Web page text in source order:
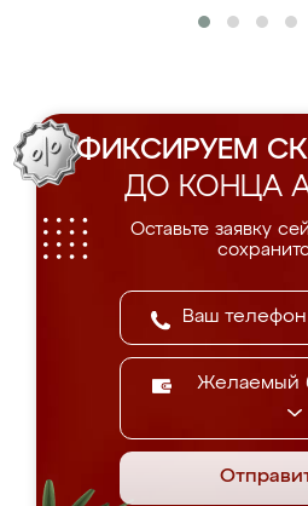
ФИКСИРУЕМ
ДО КОНЦА
Оставьте заявку
Желаемый